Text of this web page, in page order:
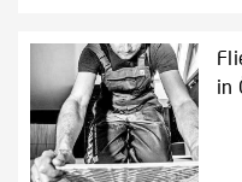
in